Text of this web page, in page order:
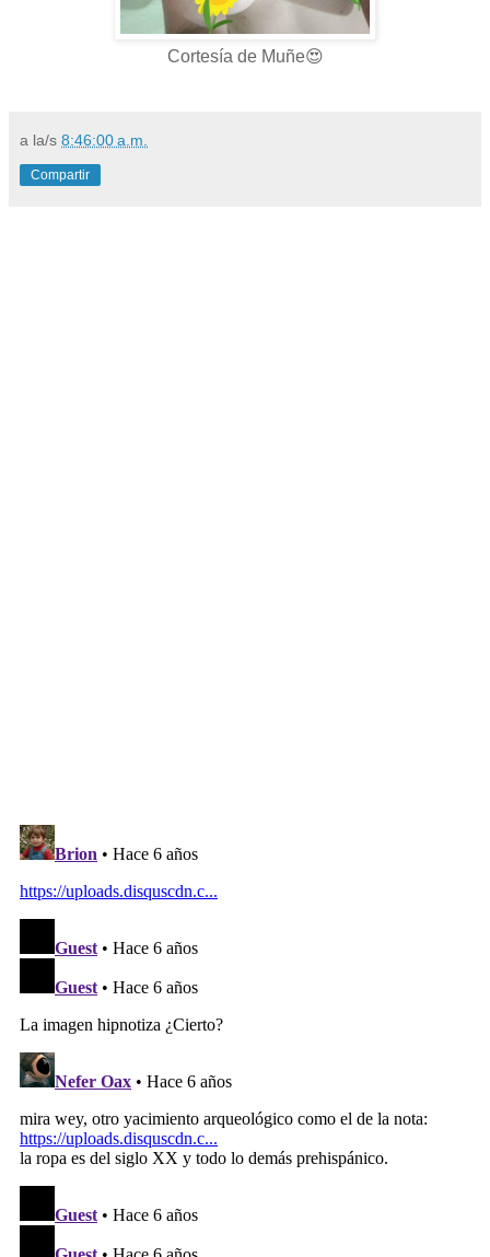
Cortesía de Muñe😍
a la/s 8:46:00 a.m.
Compartir